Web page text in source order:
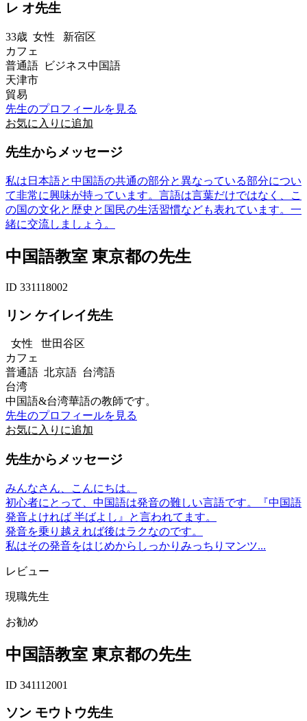
レ オ先生
33歳 女性 新宿区
カフェ
普通語 ビジネス中国語
天津市
貿易
先生のプロフィールを見る
お気に入りに追加
先生からメッセージ
私は日本語と中国語の共通の部分と異なっている部分につい
て非常に興味が持っています。言語は言葉だけではなく、こ
の国の文化と歴史と国民の生活習慣なども表れています。一
緒に交流しましょう。
中国語教室 東京都の先生
ID 331118002
リン ケイレイ先生
女性 世田谷区
カフェ
普通語 北京語 台湾語
台湾
中国語&台湾華語の教師です。
先生のプロフィールを見る
お気に入りに追加
先生からメッセージ
みんなさん、こんにちは。
初心者にとって、中国語は発音の難しい言語です。『中国語
発音よければ 半ばよし』と言われてます。
発音を乗り越えれば後はラクなのです。
私はその発音をはじめからしっかりみっちりマンツ...
レビュー
現職先生
お勧め
中国語教室 東京都の先生
ID 341112001
ソン モウトウ先生